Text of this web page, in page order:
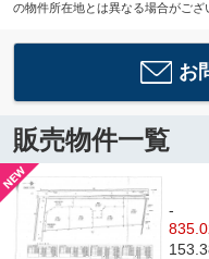
の物件所在地とは異なる場合がござ
お
販売物件一覧
-